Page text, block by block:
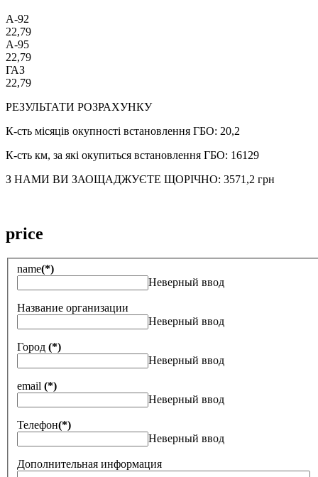
A-92
22,79
A-95
22,79
ГАЗ
22,79
РЕЗУЛЬТАТИ РОЗРАХУНКУ
К-сть місяців окупності встановлення ГБО: 20,2
К-сть км, за які окупиться встановлення ГБО: 16129
З НАМИ ВИ ЗАОЩАДЖУЄТЕ ЩОРІЧНО: 3571,2 грн
price
name(*)
Неверный ввод
Название организации
Неверный ввод
Город (*)
Неверный ввод
email (*)
Неверный ввод
Телефон(*)
Неверный ввод
Дополнительная информация